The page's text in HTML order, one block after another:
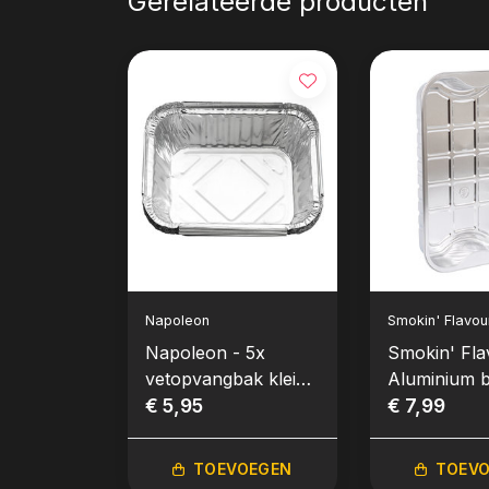
Napoleon
Napoleon - 5x
vetopvangbak klein
14,7x12,2cm
€ 5,95
TOEVOEGEN
Smokin'
Smokin'
Aluminium
stuks XL
€ 7,99